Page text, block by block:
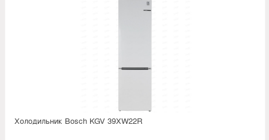
Холодильник Bosсh KGV 39XW22R